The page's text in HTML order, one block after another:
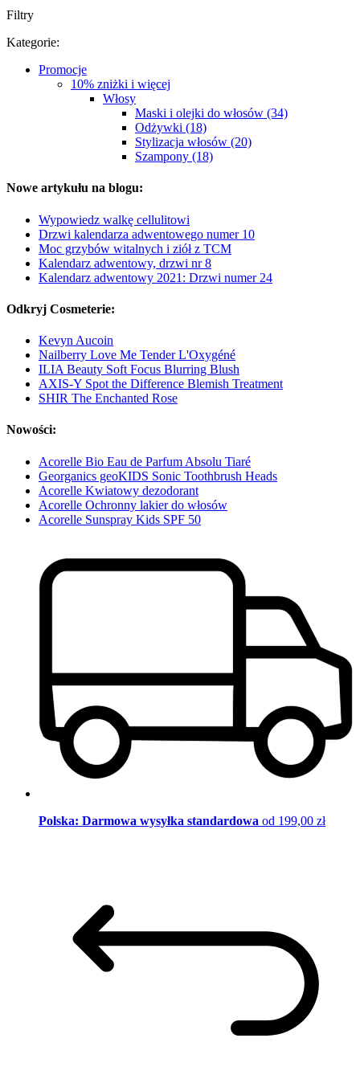
Filtry
Kategorie:
Promocje
10% zniżki i więcej
Włosy
Maski i olejki do włosów (34)
Odżywki (18)
Stylizacja włosów (20)
Szampony (18)
Nowe artykułu na blogu:
Wypowiedz walkę cellulitowi
Drzwi kalendarza adwentowego numer 10
Moc grzybów witalnych i ziół z TCM
Kalendarz adwentowy, drzwi nr 8
Kalendarz adwentowy 2021: Drzwi numer 24
Odkryj Cosmeterie:
Kevyn Aucoin
Nailberry Love Me Tender L'Oxygéné
ILIA Beauty Soft Focus Blurring Blush
AXIS-Y Spot the Difference Blemish Treatment
SHIR The Enchanted Rose
Nowości:
Acorelle Bio Eau de Parfum Absolu Tiaré
Georganics geoKIDS Sonic Toothbrush Heads
Acorelle Kwiatowy dezodorant
Acorelle Ochronny lakier do włosów
Acorelle Sunspray Kids SPF 50
Polska: Darmowa wysyłka standardowa od 199,00 zł